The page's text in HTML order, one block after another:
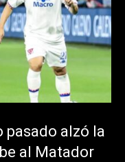
pasado alzó la
al Matador